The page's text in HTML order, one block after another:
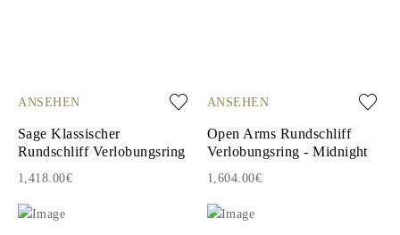
ANSEHEN
Sage Klassischer
Rundschliff Verlobungsring
1,418.00€
ANSEHEN
Open Arms Rundschliff
Verlobungsring - Midnight
1,604.00€